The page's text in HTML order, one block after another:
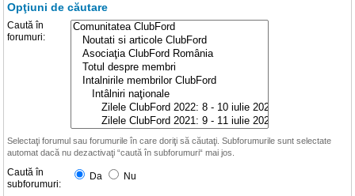
Opţiuni de căutare
Caută în
forumuri:
Selectaţi forumul sau forumurile în care doriţi să căutaţi. Subforumurile sunt selectate
automat dacă nu dezactivaţi “caută în subforumuri“ mai jos.
Caută în
subforumuri:
Da Nu